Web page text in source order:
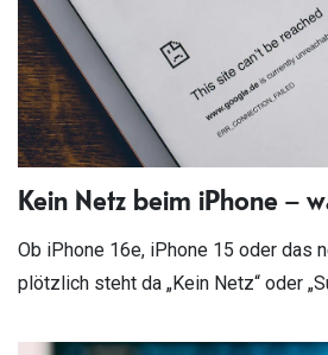
Kein Netz beim iPhone –
Ob iPhone 16e, iPhone 15 oder das
plötzlich steht da „Kein Netz“ oder